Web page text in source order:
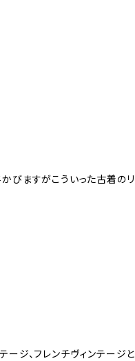
びますがこういった古着のリ
ージ、フレンチヴィンテージと